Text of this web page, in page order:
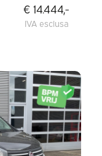
€ 14.444,-
IVA esclusa